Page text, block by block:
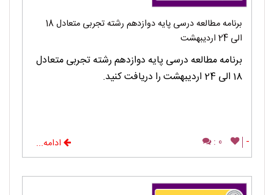
برنامه مطالعه درسی پایه دوازدهم رشته تجربی متعادل 18
الی 24 اردیبهشت
برنامه مطالعه درسی پایه دوازدهم رشته تجربی متعادل
18 الی 24 اردیبهشت را دریافت کنید.
-
0 : ادامه...